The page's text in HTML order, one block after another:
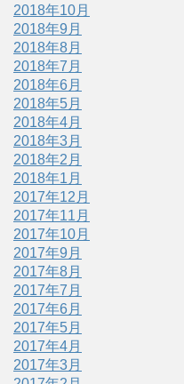
2018年10月
2018年9月
2018年8月
2018年7月
2018年6月
2018年5月
2018年4月
2018年3月
2018年2月
2018年1月
2017年12月
2017年11月
2017年10月
2017年9月
2017年8月
2017年7月
2017年6月
2017年5月
2017年4月
2017年3月